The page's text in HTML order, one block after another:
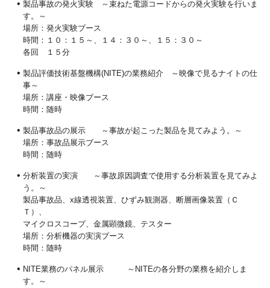
製品事故の発火実験 ～束ねた電源コードからの発火実験を行いま
す。～
場所：発火実験ブース
時間：１０：１５～、１４：３０～、１５：３０～
各回 １５分
製品評価技術基盤機構(NITE)の業務紹介 ～映像で見るナイトの仕
事～
場所：講座・映像ブース
時間：随時
製品事故品の展示 ～事故が起こった製品を見てみよう。～
場所：事故品展示ブース
時間：随時
分析装置の実演 ～事故原因調査で使用する分析装置を見てみよ
う。～
製品事故品、x線透視装置、ひずみ観測器、断層画像装置（Ｃ
Ｔ）、
マイクロスコープ、金属顕微鏡、テスター
場所：分析機器の実演ブース
時間：随時
NITE業務のパネル展示 ～NITEの各分野の業務を紹介しま
す。～